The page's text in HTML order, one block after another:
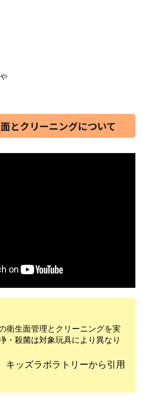
とクリーニングについて
衛生面管理とクリーニングを実
・殺菌は対象玩具により異なり
キッズラボラトリーから引用